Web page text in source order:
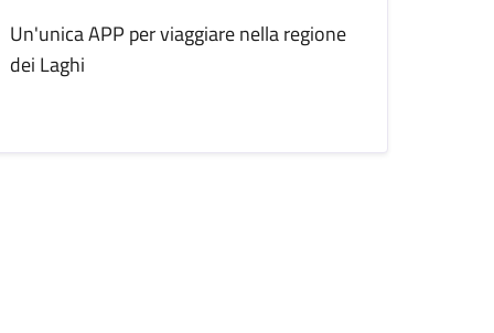
Un'unica APP per viaggiare nella regione
dei Laghi